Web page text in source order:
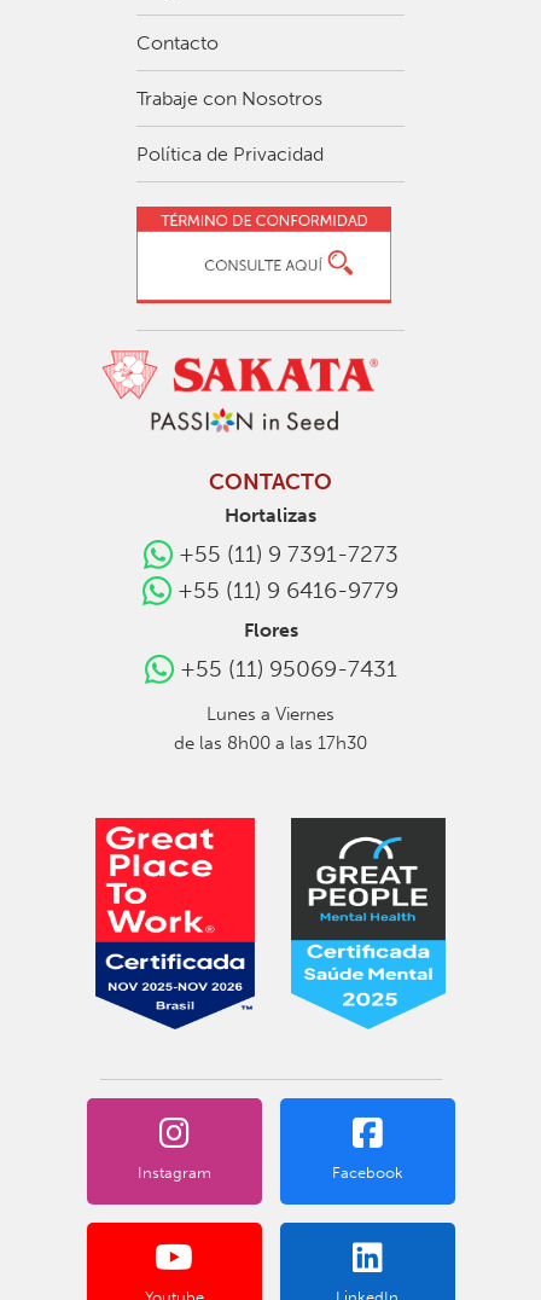
Contacto
Trabaje con Nosotros
Política de Privacidad
CONTACTO
Hortalizas
+55 (11) 9 7391-7273
+55 (11) 9 6416-9779
Flores
+55 (11) 95069-7431
Lunes a Viernes
de las 8h00 a las 17h30
Instagram Facebook